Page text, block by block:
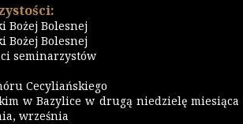
Bożej Bolesnej
Bożej Bolesnej
seminarzystów
Cecyliańskiego
w Bazylice w drugą niedzielę miesiąca
września